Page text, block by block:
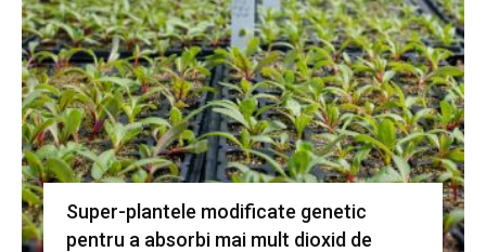
Super-plantele modificate genetic
pentru a absorbi mai mult dioxid de